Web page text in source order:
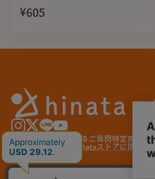
¥605
ご利用ガイド よくあるご質問特定商取引
サービス利用規約
hinataストアに関する